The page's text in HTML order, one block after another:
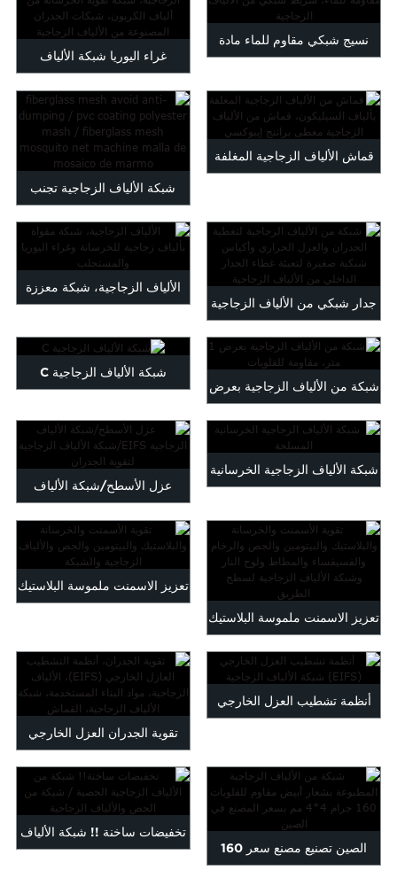
الزجاج... الألياف الزجاجية
نسيج شبكي مقاوم للماء مادة
غراء اليوريا شبكة الألياف
الزجاجية ألياف الكربون
الخرسانة...
قماش الألياف الزجاجية المغلفة
شبكة الألياف الزجاجية تجنب
مكافحة الإغراق / طلاء PVC ...
جدار شبكي من الألياف الزجاجية
يغطي العزل الحراري
الألياف الزجاجية، شبكة معززة
شبكة من الألياف الزجاجية بعرض
1 متر/شبكة من الألياف الزجاجية
القلوية...
شبكة الألياف الزجاجية C
شبكة الألياف الزجاجية الخرسانية
عزل الأسطح/شبكة الألياف
الزجاجية EIFS/جدار ...
تعزيز الاسمنت ملموسة البلاستيك
البيتومين البلاستيك...
تعزيز الاسمنت ملموسة البلاستيك
أنظمة تشطيب العزل الخارجي
تقوية الجدران العزل الخارجي
التشطيب ...
الصين تصنيع مصنع سعر 160
تخفيضات ساخنة !! شبكة الألياف